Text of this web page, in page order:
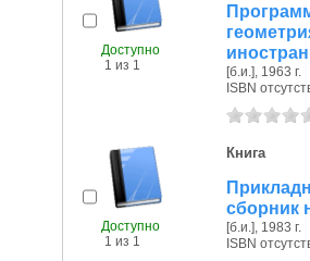
Доступно
1 из 1
[б.и.], 1963 г.
ISBN
Доступно
1 из 1
Книга
сборник
[б.и.], 1983 г.
ISBN